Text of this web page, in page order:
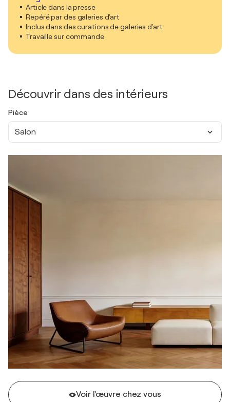
Article dans la presse
Repéré par des galeries d'art
Inclus dans des curations de galeries d'art
Travaille sur commande
Découvrir dans des intérieurs
Pièce
Salon
Voir l'œuvre chez vous